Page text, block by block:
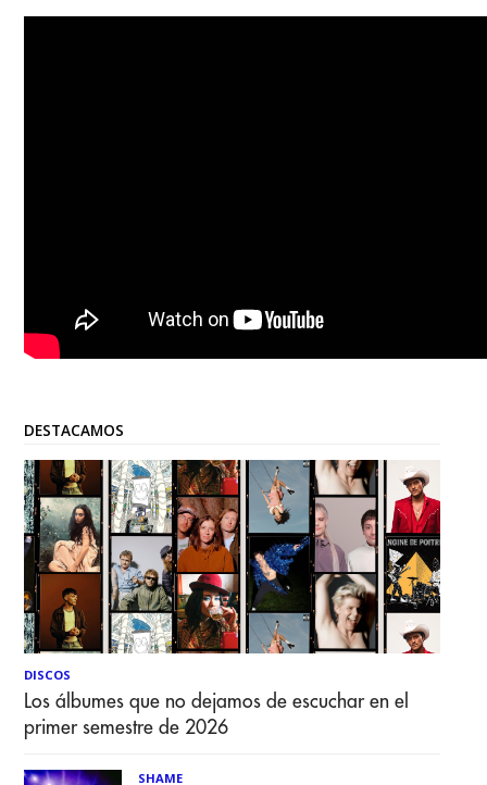
DESTACAMOS
DISCOS
Los álbumes que no dejamos de escuchar en el
primer semestre de 2026
SHAME